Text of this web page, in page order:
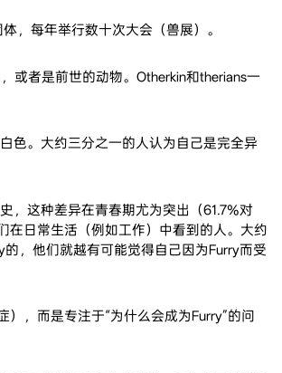
，每年举行数十次大会（兽展）。
或者是前世的动物。Otherkin和therians一
色。大约三分之一的人认为自己是完全异
，这种差异在青春期尤为突出（61.7%对
在日常生活（例如工作）中看到的人。大约
，他们就越有可能觉得自己因为Furry而受
，而是专注于“为什么会成为Furry”的问